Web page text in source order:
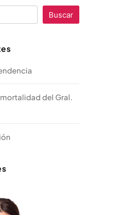
Buscar
del Gral.